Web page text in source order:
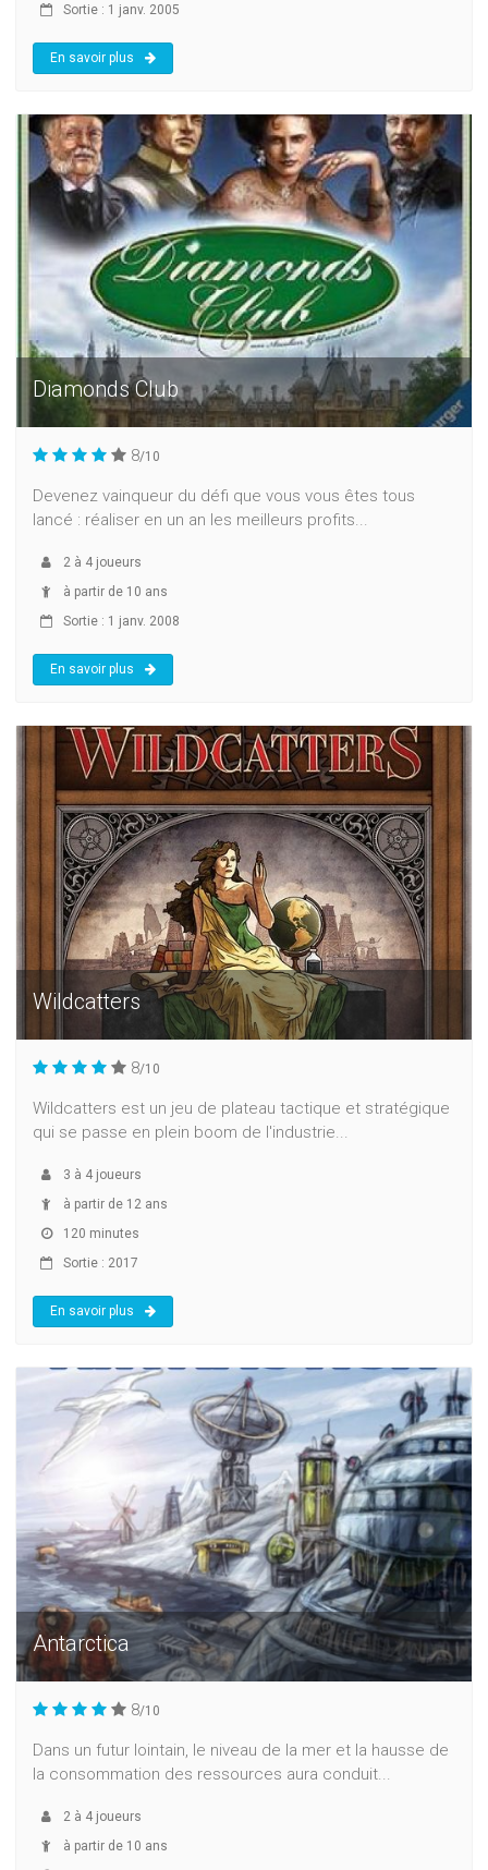
Sortie : 1 janv. 2005
En savoir plus
Diamonds Club
8/10
Devenez vainqueur du défi que vous vous êtes tous
lancé : réaliser en un an les meilleurs profits...
2 à 4 joueurs
à partir de 10 ans
Sortie : 1 janv. 2008
En savoir plus
Wildcatters
8/10
Wildcatters est un jeu de plateau tactique et stratégique
qui se passe en plein boom de l'industrie...
3 à 4 joueurs
à partir de 12 ans
120 minutes
Sortie : 2017
En savoir plus
Antarctica
8/10
Dans un futur lointain, le niveau de la mer et la hausse de
la consommation des ressources aura conduit...
2 à 4 joueurs
à partir de 10 ans